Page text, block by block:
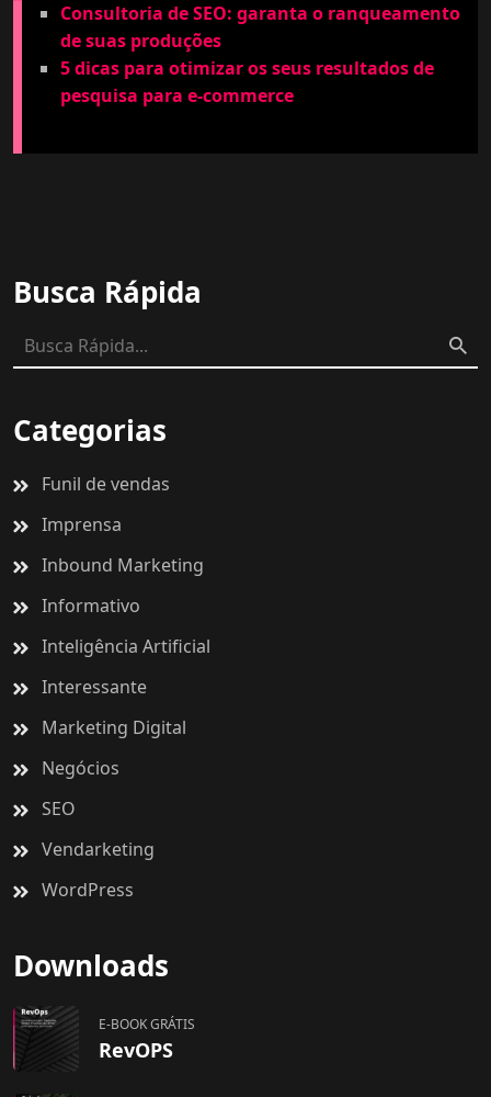
Consultoria de SEO: garanta o ranqueamento
de suas produções
5 dicas para otimizar os seus resultados de
pesquisa para e-commerce
Busca Rápida
Categorias
Funil de vendas
Imprensa
Inbound Marketing
Informativo
Inteligência Artificial
Interessante
Marketing Digital
Negócios
SEO
Vendarketing
WordPress
Downloads
E-BOOK GRÁTIS
RevOPS